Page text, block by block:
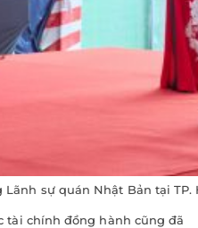
Lãnh sự quán Nhật Bản tại TP.
tài chính đồng hành cũng đã